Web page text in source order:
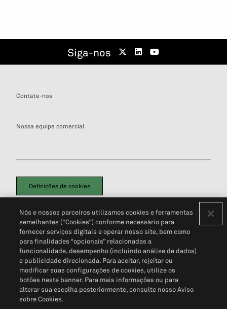
Siga-nos
Contate-nos
Nossa equipe comercial
Definições de cookies
Política de PrivacidadePortal de privacidade do cliente (em inglês)
Não Venda Minhas Informações Pessoais© 2026 S&P Global
Nós e nossos parceiros utilizamos cookies e ferramentas
semelhantes (“Cookies”) conforme necessário para
fornecer serviços digitais e operar nosso site, bem como
para finalidades “opcionais” relacionadas a
funcionalidade, desempenho (incluindo análise de dados)
e publicidade direcionada. Para aceitar, rejeitar ou
modificar suas configurações de cookies, utilize os
botões neste banner. Para mais informações ou para
alterar sua escolha posteriormente, consulte nosso Aviso
sobre Cookies.